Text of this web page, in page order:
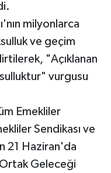
milyonlarca
ve geçim
"Açıklanan
vurgusu
Emekliler
Sendikası ve
21 Haziran'da
Geleceği